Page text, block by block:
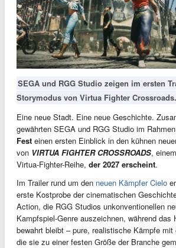
SEGA und RGG Studio zeigen im ersten
Storymodus von Virtua Fighter Crossroads.
Eine neue Stadt. Eine neue Geschichte.
gewährten SEGA und RGG Studio im
Fest einen ersten Einblick in den kühnen
von VIRTUA FIGHTER CROSSROADS,
Virtua-Fighter-Reihe, der 2027 erscheint.
Im Trailer rund um den neuen Kämpfer Cielo
erste Kostprobe der cinematischen
Action, die RGG Studios unkonventionellen
Kampfspiel-Genre auszeichnen, während das
bewahrt bleibt – pure, realistische Kämpfe mit
die sie zu einer festen Größe der Branche